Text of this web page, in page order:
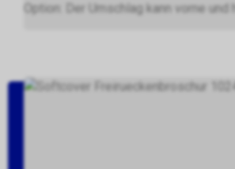
Option: Der Umschlag kann vorne